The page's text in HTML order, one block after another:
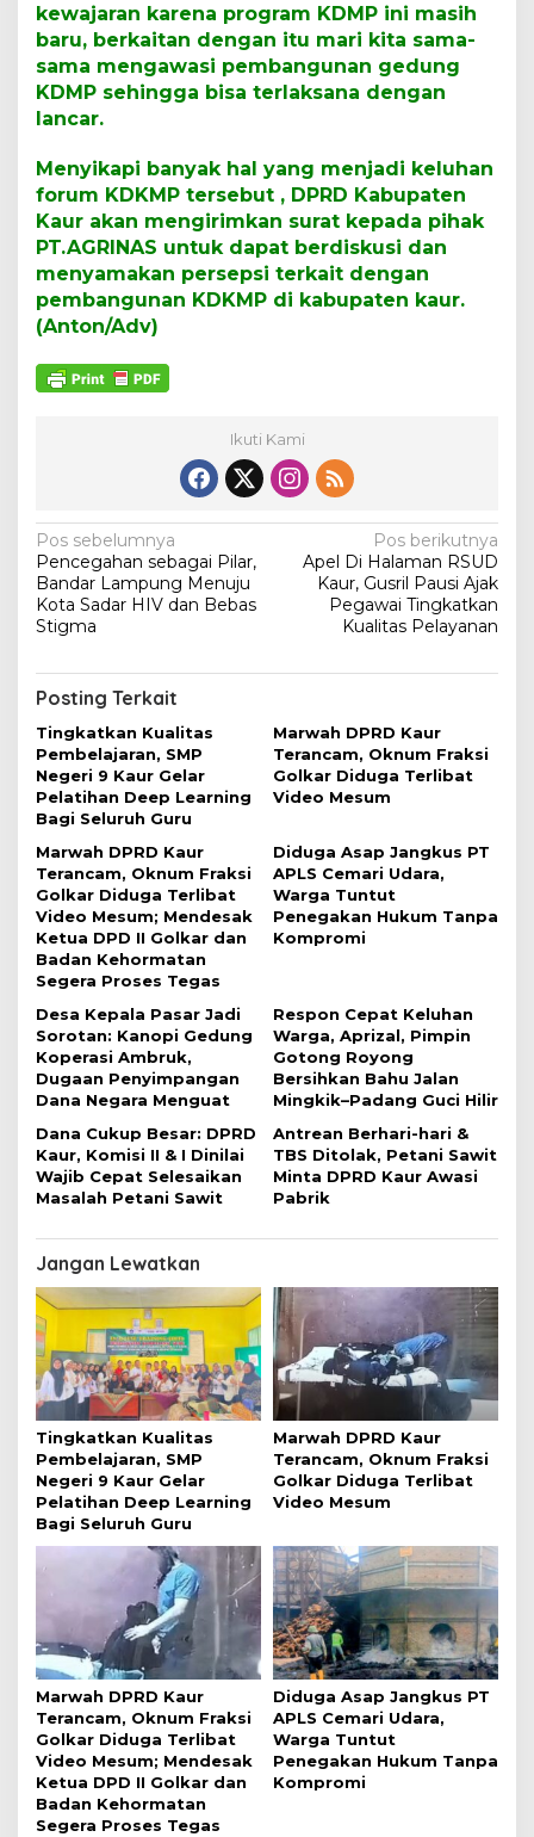
kewajaran karena program KDMP ini masih
baru, berkaitan dengan itu mari kita sama-
sama mengawasi pembangunan gedung
KDMP sehingga bisa terlaksana dengan
lancar.
Menyikapi banyak hal yang menjadi keluhan
forum KDKMP tersebut , DPRD Kabupaten
Kaur akan mengirimkan surat kepada pihak
PT.AGRINAS untuk dapat berdiskusi dan
menyamakan persepsi terkait dengan
pembangunan KDKMP di kabupaten kaur.
(Anton/Adv)
Ikuti Kami
N
a
v
g
a
s
i
p
o
s
Pos sebelumnya
Pencegahan sebagai Pilar,
Bandar Lampung Menuju
Kota Sadar HIV dan Bebas
Stigma
Pos berikutnya
Apel Di Halaman RSUD
Kaur, Gusril Pausi Ajak
Pegawai Tingkatkan
Kualitas Pelayanan
Posting Terkait
Tingkatkan Kualitas
Pembelajaran, SMP
Negeri 9 Kaur Gelar
Pelatihan Deep Learning
Bagi Seluruh Guru
Marwah DPRD Kaur
Terancam, Oknum Fraksi
Golkar Diduga Terlibat
Video Mesum
Marwah DPRD Kaur
Terancam, Oknum Fraksi
Golkar Diduga Terlibat
Video Mesum; Mendesak
Ketua DPD II Golkar dan
Badan Kehormatan
Segera Proses Tegas
Diduga Asap Jangkus PT
APLS Cemari Udara,
Warga Tuntut
Penegakan Hukum Tanpa
Kompromi
Desa Kepala Pasar Jadi
Sorotan: Kanopi Gedung
Koperasi Ambruk,
Dugaan Penyimpangan
Dana Negara Menguat
Respon Cepat Keluhan
Warga, Aprizal, Pimpin
Gotong Royong
Bersihkan Bahu Jalan
Mingkik–Padang Guci Hilir
Dana Cukup Besar: DPRD
Kaur, Komisi II & I Dinilai
Wajib Cepat Selesaikan
Masalah Petani Sawit
Antrean Berhari-hari &
TBS Ditolak, Petani Sawit
Minta DPRD Kaur Awasi
Pabrik
Jangan Lewatkan
Tingkatkan Kualitas
Pembelajaran, SMP
Negeri 9 Kaur Gelar
Pelatihan Deep Learning
Bagi Seluruh Guru
Marwah DPRD Kaur
Terancam, Oknum Fraksi
Golkar Diduga Terlibat
Video Mesum
Marwah DPRD Kaur
Terancam, Oknum Fraksi
Golkar Diduga Terlibat
Video Mesum; Mendesak
Ketua DPD II Golkar dan
Badan Kehormatan
Segera Proses Tegas
Diduga Asap Jangkus PT
APLS Cemari Udara,
Warga Tuntut
Penegakan Hukum Tanpa
Kompromi